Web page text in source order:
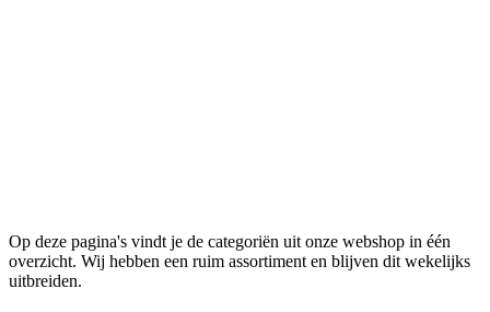
Op deze pagina's vindt je de categoriën uit onze webshop in één
overzicht. Wij hebben een ruim assortiment en blijven dit wekelijks
uitbreiden.